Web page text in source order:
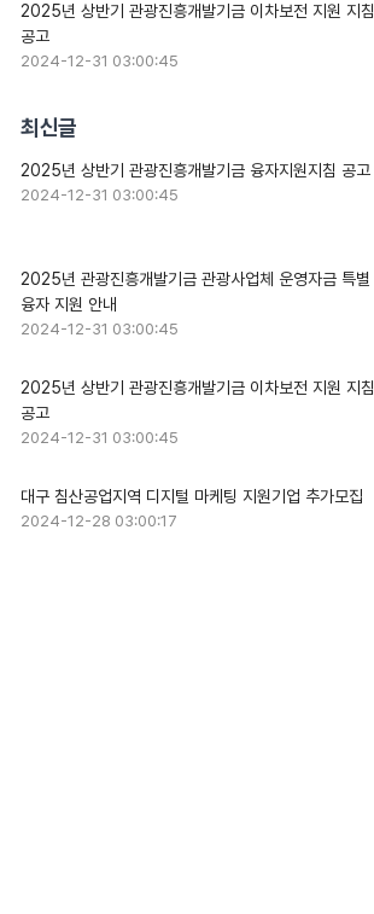
2025년 상반기 관광진흥개발기금 이차보전 지원 지침
공고
2024-12-31 03:00:45
최신글
2025년 상반기 관광진흥개발기금 융자지원지침 공고
2024-12-31 03:00:45
2025년 관광진흥개발기금 관광사업체 운영자금 특별
융자 지원 안내
2024-12-31 03:00:45
2025년 상반기 관광진흥개발기금 이차보전 지원 지침
공고
2024-12-31 03:00:45
대구 침산공업지역 디지털 마케팅 지원기업 추가모집
2024-12-28 03:00:17